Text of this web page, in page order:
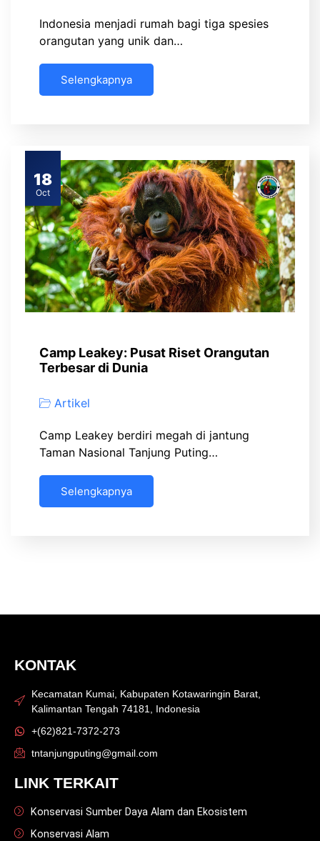
Indonesia menjadi rumah bagi tiga spesies
orangutan yang unik dan…
Selengkapnya
18
Oct
Camp Leakey: Pusat Riset Orangutan
Terbesar di Dunia
Artikel
Camp Leakey berdiri megah di jantung
Taman Nasional Tanjung Puting…
Selengkapnya
KONTAK
Kecamatan Kumai, Kabupaten Kotawaringin Barat,
Kalimantan Tengah 74181, Indonesia
+(62)821-7372-273
tntanjungputing@gmail.com
LINK TERKAIT
Konservasi Sumber Daya Alam dan Ekosistem
Konservasi Alam